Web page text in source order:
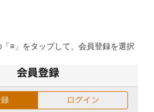
≡」をタップして、会員登録を選択